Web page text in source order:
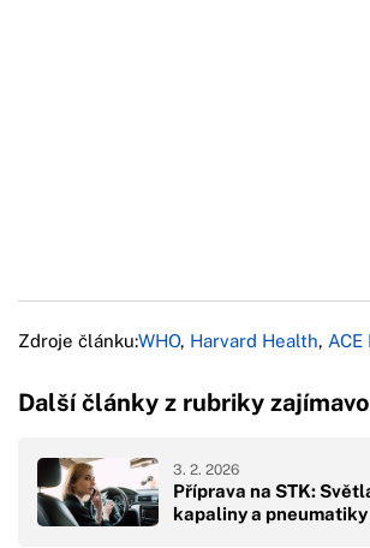
Zdroje článku:WHO, Harvard Health,
Další články z rubriky
Příprava na STK:
kapaliny a
3. 2. 2026